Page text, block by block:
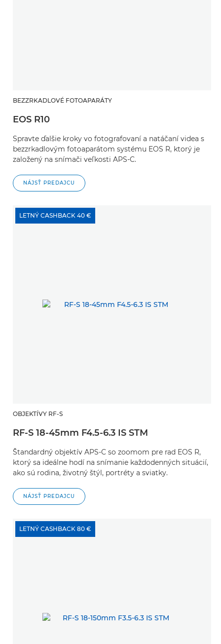
BEZZRKADLOVÉ FOTOAPARÁTY
EOS R10
Spravte ďalšie kroky vo fotografovaní a natáčaní videa s
bezzrkadlovým fotoaparátom systému EOS R, ktorý je
založený na snímači veľkosti APS-C.
NÁJSŤ PREDAJCU
LETNÝ CASHBACK 40 €
OBJEKTÍVY RF-S
RF-S 18-45mm F4.5-6.3 IS STM
Štandardný objektív APS-C so zoomom pre rad EOS R,
ktorý sa ideálne hodí na snímanie každodenných situácií,
ako sú rodina, životný štýl, portréty a sviatky.
NÁJSŤ PREDAJCU
LETNÝ CASHBACK 80 €